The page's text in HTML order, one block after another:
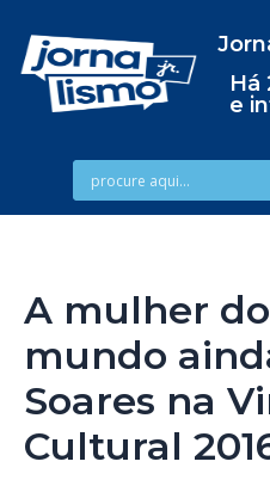
Há
e
A mulher
mundo
Soares na
Cultural